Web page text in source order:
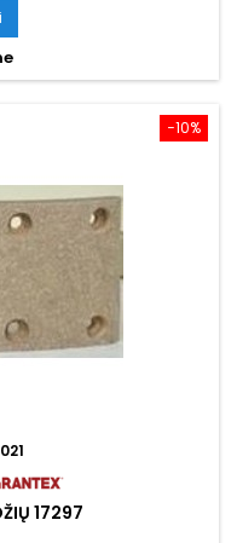
−10%
17297